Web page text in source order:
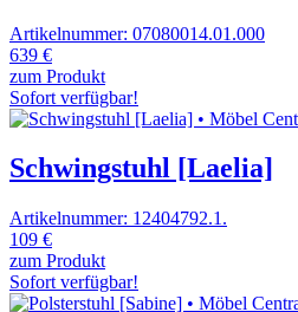
Artikelnummer: 07080014.01.000
639 €
zum Produkt
Sofort verfügbar!
Schwingstuhl [Laelia]
Artikelnummer: 12404792.1.
109 €
zum Produkt
Sofort verfügbar!